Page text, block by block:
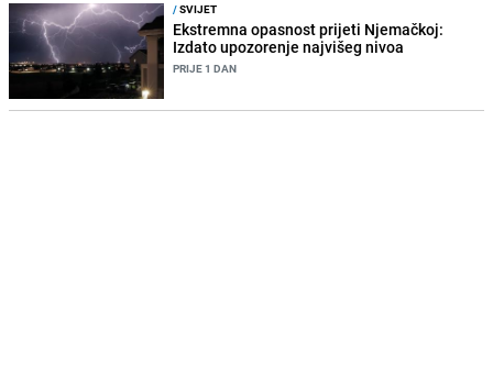
/SVIJET
Ekstremna opasnost prijeti Njemačkoj:
Izdato upozorenje najvišeg nivoa
PRIJE 1 DAN